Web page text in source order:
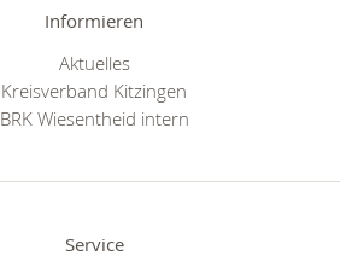
Informieren
Aktuelles
Kreisverband Kitzingen
BRK Wiesentheid intern
Service